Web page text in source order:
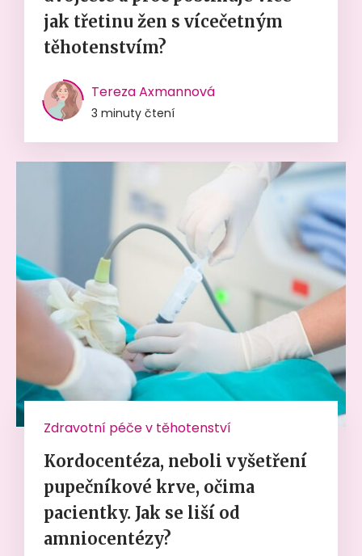
jak třetinu žen s vícečetným
těhotenstvím?
Tereza Axmannová
3 minuty čtení
Zdravotní péče v těhotenství
Kordocentéza, neboli vyšetření
pupečníkové krve, očima
pacientky. Jak se liší od
amniocentézy?